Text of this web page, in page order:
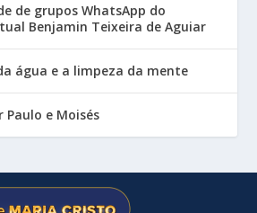
de grupos WhatsApp do
Benjamin Teixeira de Aguiar
água e a limpeza da mente
Paulo e Moisés